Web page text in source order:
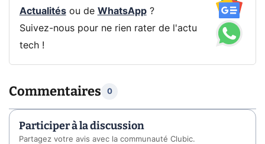
Actualitésou de WhatsApp?
Suivez-nous pour ne rien rater de l'actu
tech !
Commentaires 0
Participer à la discussion
Partagez votre avis avec la communauté Clubic.